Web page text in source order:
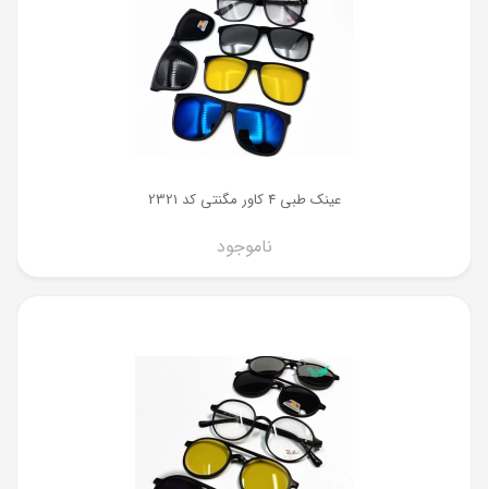
عینک طبی 4 کاور مگنتی کد 2321
ناموجود